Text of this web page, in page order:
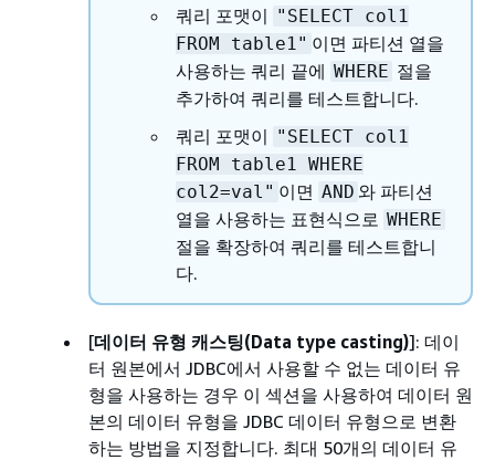
쿼리 포맷이 "SELECT col1
FROM table1" 이면 파티션 열을
사용하는 쿼리 끝에 WHERE 절을
추가하여 쿼리를 테스트합니다.
쿼리 포맷이 "SELECT col1
FROM table1 WHERE
col2=val" 이면 AND 와 파티션
열을 사용하는 표현식으로 WHERE
절을 확장하여 쿼리를 테스트합니
다.
[데이터 유형 캐스팅(Data type casting)]: 데이
터 원본에서 JDBC에서 사용할 수 없는 데이터 유
형을 사용하는 경우 이 섹션을 사용하여 데이터 원
본의 데이터 유형을 JDBC 데이터 유형으로 변환
하는 방법을 지정합니다. 최대 50개의 데이터 유